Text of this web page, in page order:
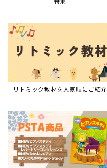
リトミック教材を人気順にご紹介